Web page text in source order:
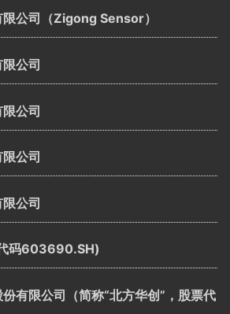
公司（Zigong Sensor）
公司
公司
公司
公司
码603690.SH)
有限公司（简称“北方华创”，股票代